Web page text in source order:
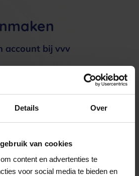
Details Over
van cookies
content en advertenties te
voor social media te bieden en
account bij vvv
registreren